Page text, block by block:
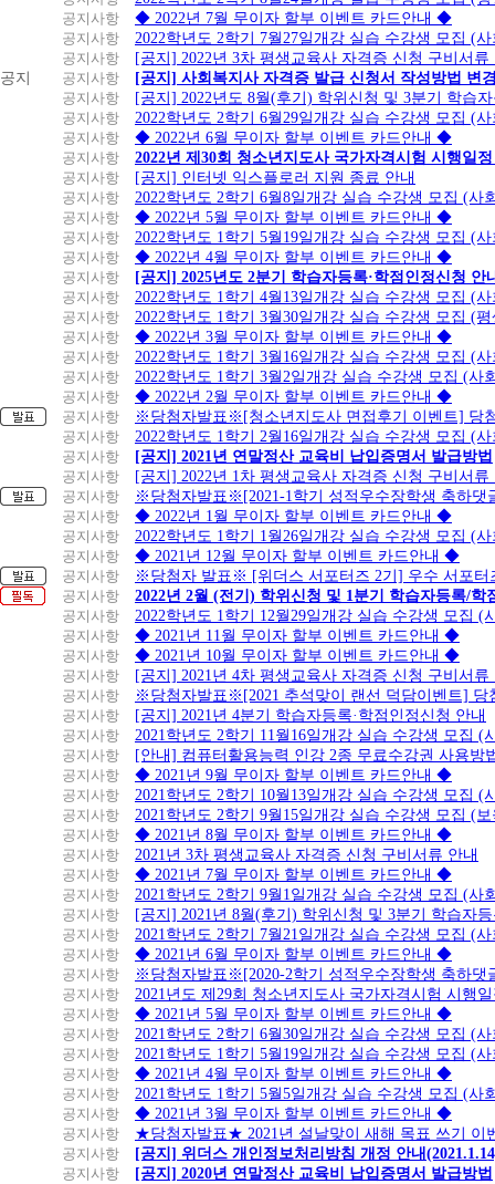
공지사항
◆ 2022년 7월 무이자 할부 이벤트 카드안내 ◆
공지사항
2022학년도 2학기 7월27일개강 실습 수강생 모집 (
공지사항
[공지] 2022년 3차 평생교육사 자격증 신청 구비서류
공지
공지사항
[공지] 사회복지사 자격증 발급 신청서 작성방법 변
공지사항
[공지] 2022년도 8월(후기) 학위신청 및 3분기 학습
공지사항
2022학년도 2학기 6월29일개강 실습 수강생 모집 (
공지사항
◆ 2022년 6월 무이자 할부 이벤트 카드안내 ◆
공지사항
2022년 제30회 청소년지도사 국가자격시험 시행일
공지사항
[공지] 인터넷 익스플로러 지원 종료 안내
공지사항
2022학년도 2학기 6월8일개강 실습 수강생 모집 (사
공지사항
◆ 2022년 5월 무이자 할부 이벤트 카드안내 ◆
공지사항
2022학년도 1학기 5월19일개강 실습 수강생 모집 (
공지사항
◆ 2022년 4월 무이자 할부 이벤트 카드안내 ◆
공지사항
[공지] 2025년도 2분기 학습자등록·학점인정신청 안
공지사항
2022학년도 1학기 4월13일개강 실습 수강생 모집 (
공지사항
2022학년도 1학기 3월30일개강 실습 수강생 모집 (
공지사항
◆ 2022년 3월 무이자 할부 이벤트 카드안내 ◆
공지사항
2022학년도 1학기 3월16일개강 실습 수강생 모집 (
공지사항
2022학년도 1학기 3월2일개강 실습 수강생 모집 (사
공지사항
◆ 2022년 2월 무이자 할부 이벤트 카드안내 ◆
공지사항
※당첨자발표※[청소년지도사 면접후기 이벤트] 당
공지사항
2022학년도 1학기 2월16일개강 실습 수강생 모집 (
공지사항
[공지] 2021년 연말정산 교육비 납입증명서 발급방법
공지사항
[공지] 2022년 1차 평생교육사 자격증 신청 구비서류
공지사항
※당첨자발표※[2021-1학기 성적우수장학생 축하댓
공지사항
◆ 2022년 1월 무이자 할부 이벤트 카드안내 ◆
공지사항
2022학년도 1학기 1월26일개강 실습 수강생 모집 (
공지사항
◆ 2021년 12월 무이자 할부 이벤트 카드안내 ◆
공지사항
※당첨자 발표※ [위더스 서포터즈 2기] 우수 서포터
공지사항
2022년 2월 (전기) 학위신청 및 1분기 학습자등록/학
공지사항
2022학년도 1학기 12월29일개강 실습 수강생 모집 (
공지사항
◆ 2021년 11월 무이자 할부 이벤트 카드안내 ◆
공지사항
◆ 2021년 10월 무이자 할부 이벤트 카드안내 ◆
공지사항
[공지] 2021년 4차 평생교육사 자격증 신청 구비서류
공지사항
※당첨자발표※[2021 추석맞이 랜선 덕담이벤트] 당
공지사항
[공지] 2021년 4분기 학습자등록·학점인정신청 안내
공지사항
2021학년도 2학기 11월16일개강 실습 수강생 모집 (
공지사항
[안내] 컴퓨터활용능력 인강 2종 무료수강권 사용방
공지사항
◆ 2021년 9월 무이자 할부 이벤트 카드안내 ◆
공지사항
2021학년도 2학기 10월13일개강 실습 수강생 모집 (
공지사항
2021학년도 2학기 9월15일개강 실습 수강생 모집 (
공지사항
◆ 2021년 8월 무이자 할부 이벤트 카드안내 ◆
공지사항
2021년 3차 평생교육사 자격증 신청 구비서류 안내
공지사항
◆ 2021년 7월 무이자 할부 이벤트 카드안내 ◆
공지사항
2021학년도 2학기 9월1일개강 실습 수강생 모집 (사
공지사항
[공지] 2021년 8월(후기) 학위신청 및 3분기 학습자
공지사항
2021학년도 2학기 7월21일개강 실습 수강생 모집 (
공지사항
◆ 2021년 6월 무이자 할부 이벤트 카드안내 ◆
공지사항
※당첨자발표※[2020-2학기 성적우수장학생 축하댓
공지사항
2021년도 제29회 청소년지도사 국가자격시험 시행
공지사항
◆ 2021년 5월 무이자 할부 이벤트 카드안내 ◆
공지사항
2021학년도 2학기 6월30일개강 실습 수강생 모집 (
공지사항
2021학년도 1학기 5월19일개강 실습 수강생 모집 (
공지사항
◆ 2021년 4월 무이자 할부 이벤트 카드안내 ◆
공지사항
2021학년도 1학기 5월5일개강 실습 수강생 모집 (사
공지사항
◆ 2021년 3월 무이자 할부 이벤트 카드안내 ◆
공지사항
★당첨자발표★ 2021년 설날맞이 새해 목표 쓰기 이
공지사항
[공지] 위더스 개인정보처리방침 개정 안내
공지사항
[공지] 2020년 연말정산 교육비 납입증명서 발급방법